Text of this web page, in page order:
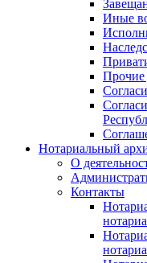
Иные
Прочие
Нотариальный
О
Контакты